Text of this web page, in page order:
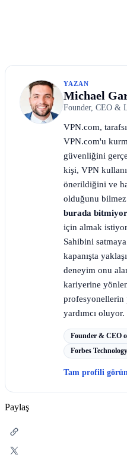
YAZAN
Michael
Founder, CEO &
VPN.com,
VPN.com'u
güvenliğini
kişi, VPN
önerildiğini ve
olduğunu
burada
için almak
Sahibini
kapanışta
deneyim onu
kariyerine
profesyonellerin
yardımcı oluyor.
Founder & CEO
Forbes
Tam profili
Paylaş